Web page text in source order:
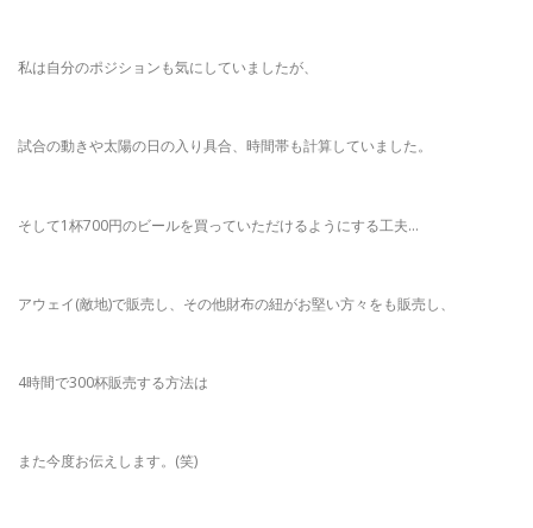
私は自分のポジションも気にしていましたが、
試合の動きや太陽の日の入り具合、時間帯も計算していました。
そして1杯700円のビールを買っていただけるようにする工夫…
アウェイ(敵地)で販売し、その他財布の紐がお堅い方々をも販売し、
4時間で300杯販売する方法は
また今度お伝えします。(笑)